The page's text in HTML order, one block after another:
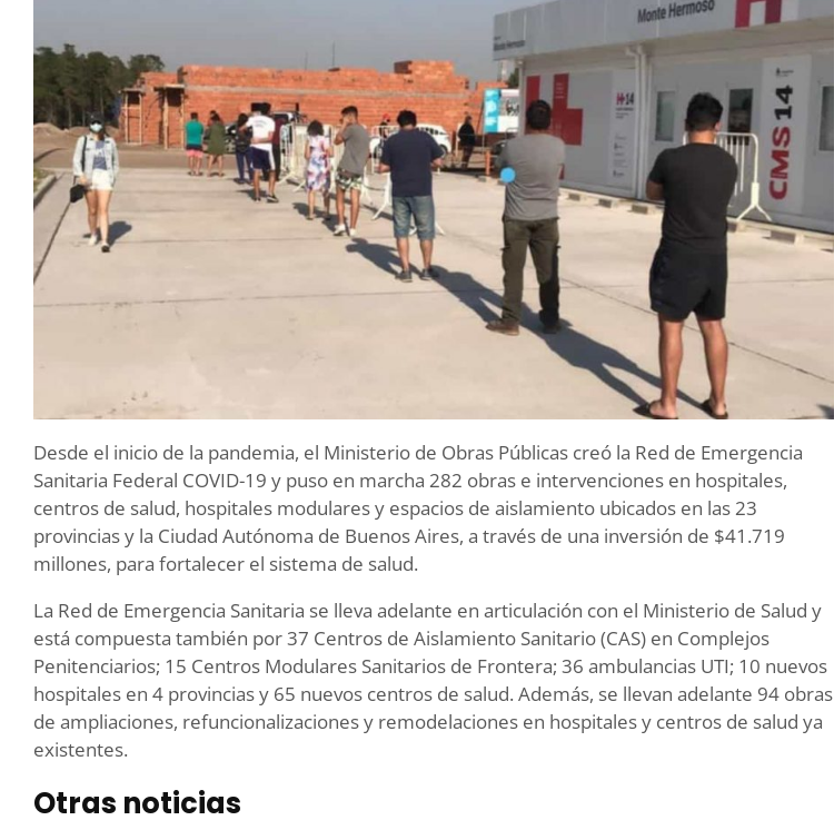
Desde el inicio de la pandemia, el Ministerio de Obras Públicas creó la Red de Emergencia
Sanitaria Federal COVID-19 y puso en marcha 282 obras e intervenciones en hospitales,
centros de salud, hospitales modulares y espacios de aislamiento ubicados en las 23
provincias y la Ciudad Autónoma de Buenos Aires, a través de una inversión de $41.719
millones, para fortalecer el sistema de salud.
La Red de Emergencia Sanitaria se lleva adelante en articulación con el Ministerio de Salud y
está compuesta también por 37 Centros de Aislamiento Sanitario (CAS) en Complejos
Penitenciarios; 15 Centros Modulares Sanitarios de Frontera; 36 ambulancias UTI; 10 nuevos
hospitales en 4 provincias y 65 nuevos centros de salud. Además, se llevan adelante 94 obras
de ampliaciones, refuncionalizaciones y remodelaciones en hospitales y centros de salud ya
existentes.
Otras noticias